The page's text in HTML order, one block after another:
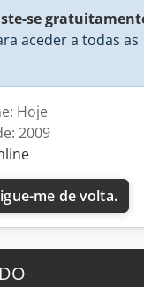
se
aceder a todas as
Hoje
2009
me de volta.